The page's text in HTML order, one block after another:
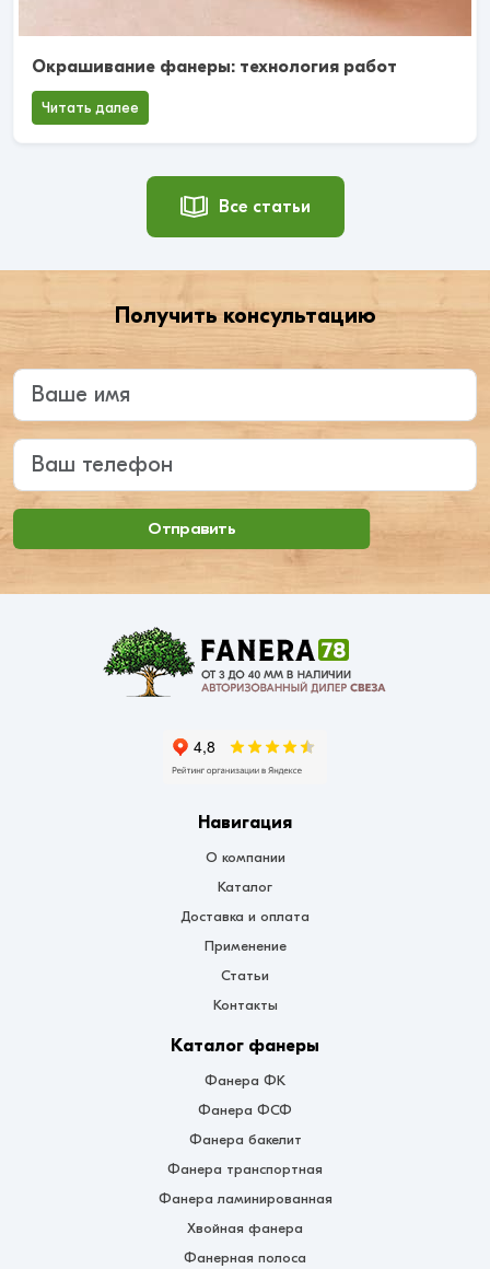
Окрашивание фанеры: технология работ
Читать далее
Все статьи
Получить консультацию
Введите ваше имя
Ваш телефон
Отправить
Навигация
О компании
Каталог
Доставка и оплата
Применение
Статьи
Контакты
Каталог фанеры
Фанера ФК
Фанера ФСФ
Фанера бакелит
Фанера транспортная
Фанера ламинированная
Хвойная фанера
Фанерная полоса